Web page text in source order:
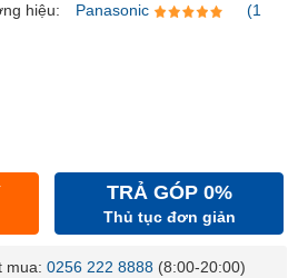
hiệu: Panasonic
(1
TRẢ GÓP 0%
Thủ tục đơn giản
mua: 0256 222 8888 (8:00-20:00)